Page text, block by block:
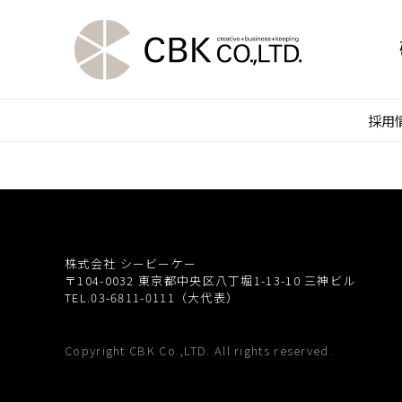
採用
株式会社 シービーケー
〒104-0032 東京都中央区八丁堀1-13-10 三神ビル
TEL.03-6811-0111（大代表）
Copyright CBK Co.,LTD. All rights reserved.